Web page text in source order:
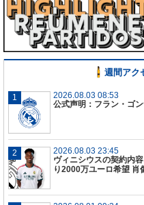
とって伝説の選手。マ
家族だ。
このロッカールームで
上、日々の働き、謙虚
CLの目標
大きな目標はすべて勝
の試合のことだけを考
クラブW杯
大事なタイトル。いつ
ルを勝ち獲ることに思い
週間アク
2026.08.03 08:53
公式声明：フラン・ゴ
2026.08.03 23:45
ヴィニシウスの契約内
り2000万ユーロ希望 肖